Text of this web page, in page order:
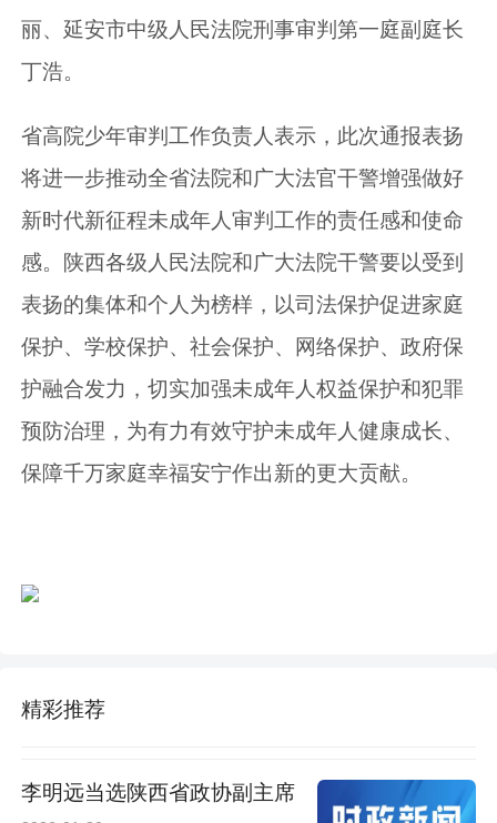
丽、延安市中级人民法院刑事审判第一庭副庭长
丁浩。
省高院少年审判工作负责人表示，此次通报表扬
将进一步推动全省法院和广大法官干警增强做好
新时代新征程未成年人审判工作的责任感和使命
感。陕西各级人民法院和广大法院干警要以受到
表扬的集体和个人为榜样，以司法保护促进家庭
保护、学校保护、社会保护、网络保护、政府保
护融合发力，切实加强未成年人权益保护和犯罪
预防治理，为有力有效守护未成年人健康成长、
保障千万家庭幸福安宁作出新的更大贡献。
精彩推荐
李明远当选陕西省政协副主席